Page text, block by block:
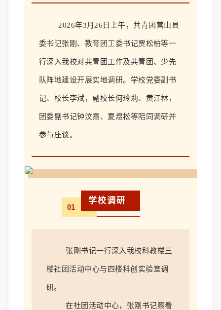
2026年3月 26 日 上午，共青团营山县
委书记张刚 、 教育团工委书记贾松柏等一
行深入我校对共青团工作及共青团 、 少先
队 阵地建设开展实地调研。学校党委副书
记、校长李斌，副校长何玲莉、 黄江林，
团委副书记钟汶熹、夏煜松等陪同调研并
参与座谈。
学校调研
01
张刚书记一行深入我校科教楼三
楼社团活动中心与四楼科创实验室调
研。
在社团活动中心，张刚书记察看